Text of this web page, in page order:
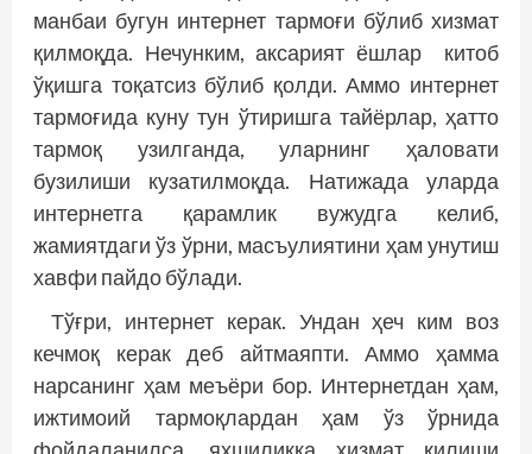
манбаи бугун интернет тармоғи бўлиб хизмат
қилмоқда. Нечунким, аксарият ёшлар китоб
ўқишга тоқатсиз бўлиб қолди. Аммо интернет
тармоғида куну тун ўтиришга тайёрлар, ҳатто
тармоқ узилганда, уларнинг ҳаловати
бузилиши кузатилмоқда. Натижада уларда
интернетга қарамлик вужудга келиб,
жамиятдаги ўз ўрни, масъулиятини ҳам унутиш
хавфи пайдо бўлади.
Тўғри, интернет керак. Ундан ҳеч ким воз
кечмоқ керак деб айтмаяпти. Аммо ҳамма
нарсанинг ҳам меъёри бор. Интернетдан ҳам,
ижтимоий тармоқлардан ҳам ўз ўрнида